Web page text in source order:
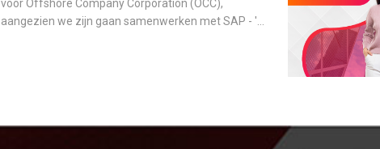
voor Offshore Company Corporation (OCC),
aangezien we zijn gaan samenwerken met SAP - 's